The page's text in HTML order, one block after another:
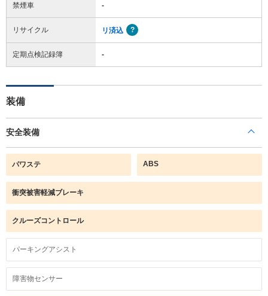
禁煙車 -
リサイクル リ済込
定期点検記録簿 -
装備
安全装備
パワステ ABS
衝突被害軽減ブレーキ
クルーズコントロール
パーキングアシスト
障害物センサー